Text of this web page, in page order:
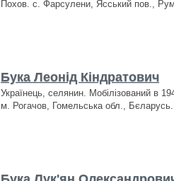
Похов. с. Фарсулени, Ясський пов.,
Бука Леонід Кіндратович
Українець, селянин. Мобілізований в
м. Рогачов, Гомельська обл., Бєларусь.